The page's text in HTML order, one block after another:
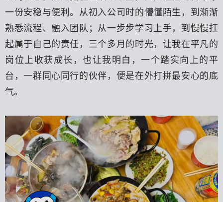
一份安稳与便利。从初入公司时的懵懂陌生，到渐渐
熟悉流程、融入团队；从一步步学习上手，到慢慢扛
起属于自己的责任，三个多月的时光，让我在平凡的
岗位上收获成长，也让我明白，一个踏实向上的平
台，一群同心同行的伙伴，便是在外打拼最安心的底
气。